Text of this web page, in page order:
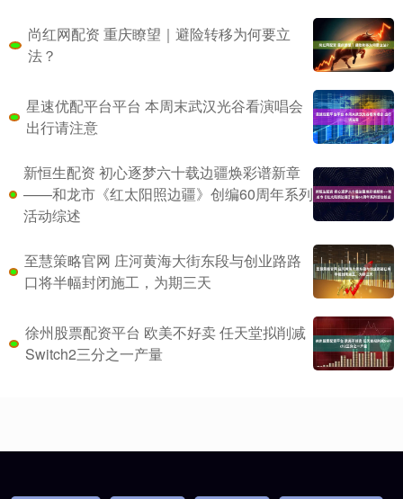
尚红网配资 重庆瞭望｜避险转移为何要立
法？
星速优配平台平台 本周末武汉光谷看演唱会
出行请注意
新恒生配资 初心逐梦六十载边疆焕彩谱新章
——和龙市《红太阳照边疆》创编60周年系列
活动综述
至慧策略官网 庄河黄海大街东段与创业路路
口将半幅封闭施工，为期三天
徐州股票配资平台 欧美不好卖 任天堂拟削减
Switch2三分之一产量